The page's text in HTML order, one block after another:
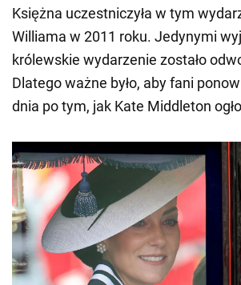
Księżna uczestniczyła w tym
Williama w 2011 roku. Jedynymi
królewskie wydarzenie zostało
Dlatego ważne było, aby fani
dnia po tym, jak Kate Middleton